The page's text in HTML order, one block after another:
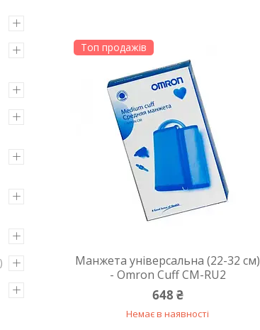
Топ продажів
Манжета універсальна (22-32 см)
- Omron Сuff СМ-RU2
648 ₴
Немає в наявності